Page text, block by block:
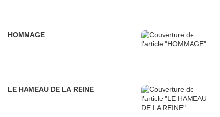
HOMMAGE
LE HAMEAU DE LA REINE